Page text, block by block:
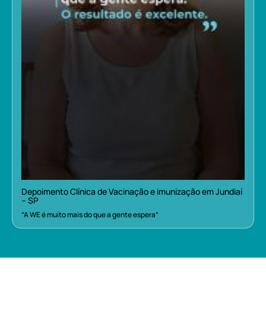
Depoimento Clínica de Vacinação e imunização em Jundiaí
– SP
“A WE é muito mais do que a gente espera”